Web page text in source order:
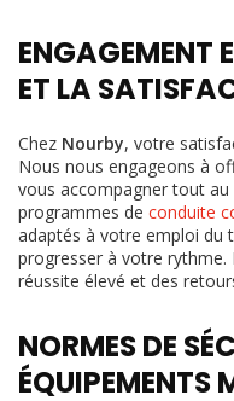
ENGAGEMENT
ET LA
Chez Nourby, votre
Nous nous engageons à
vous accompagner tout
programmes de conduite
adaptés à votre emploi du
progresser à votre
réussite élevé et des
NORMES DE
ÉQUIPEMENTS